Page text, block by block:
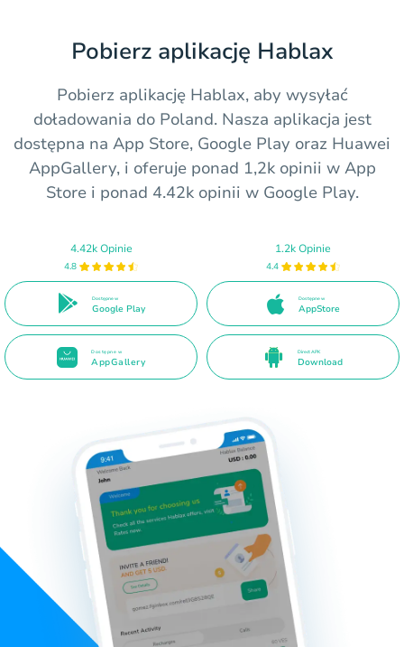
Pobierz aplikację Hablax
Pobierz aplikację Hablax, aby wysyłać
doładowania do Poland. Nasza aplikacja jest
dostępna na App Store, Google Play oraz Huawei
AppGallery, i oferuje ponad 1,2k opinii w App
Store i ponad 4.42k opinii w Google Play.
4.42k Opinie
4.8
Dostępne w
Google Play
1.2k Opinie
4.4
Dostępne w
AppStore
Dostępne w
AppGallery
Direct APK
Download